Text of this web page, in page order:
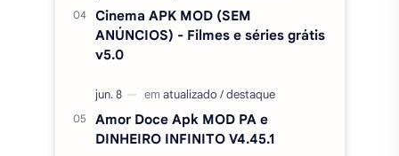
Cinema APK MOD (SEM
ANÚNCIOS) - Filmes e séries grátis
v5.0
Amor Doce Apk MOD PA e
DINHEIRO INFINITO V4.45.1